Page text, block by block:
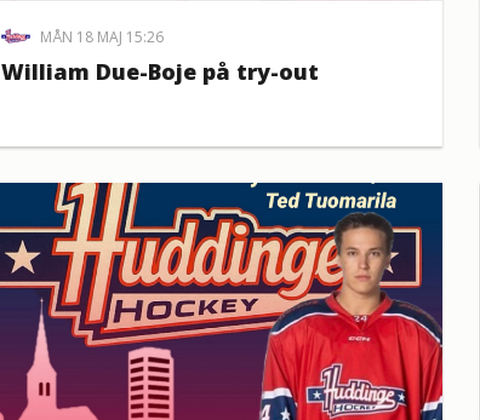
MÅN 18 MAJ 15:26
William Due-Boje på try-out